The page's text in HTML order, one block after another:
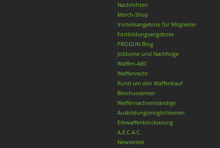
Nachrichten
Merch-Shop
Vorteilsangebote für Mitglieder
Fortbildungsangebote
PROGUN Blog
Jobbörse und Nachfolge
Waffen-ABC
Waffenrecht
Rund um den Waffenkauf
Beschussämter
Waffensachverständige
Ausbildungsmöglichkeiten
Erbwaffenblockierung
A.E.C.A.C.
Newsletter